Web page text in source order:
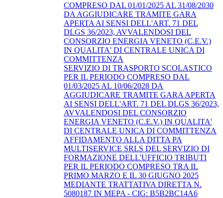
COMPRESO DAL 01/01/2025 AL 31/08/2030
DA AGGIUDICARE TRAMITE GARA
APERTA AI SENSI DELL'ART. 71 DEL
DLGS 36/2023, AVVALENDOSI DEL
CONSORZIO ENERGIA VENETO (C.E.V.)
IN QUALITA' DI CENTRALE UNICA DI
COMMITTENZA
SERVIZIO DI TRASPORTO SCOLASTICO
PER IL PERIODO COMPRESO DAL
01/03/2025 AL 10/06/2028 DA
AGGIUDICARE TRAMITE GARA APERTA
AI SENSI DELL'ART. 71 DEL DLGS 36/2023,
AVVALENDOSI DEL CONSORZIO
ENERGIA VENETO (C.E.V.) IN QUALITA'
DI CENTRALE UNICA DI COMMITTENZA
AFFIDAMENTO ALLA DITTA PA
MULTISERVICE SRLS DEL SERVIZIO DI
FORMAZIONE DELL'UFFICIO TRIBUTI
PER IL PERIODO COMPRESO TRA IL
PRIMO MARZO E IL 30 GIUGNO 2025
MEDIANTE TRATTATIVA DIRETTA N.
5080187 IN MEPA - CIG: B5B2BC14A6